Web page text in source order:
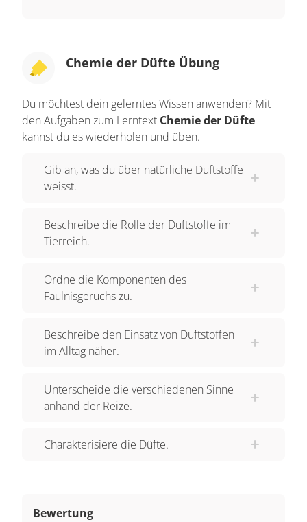
Chemie der Düfte Übung
Du möchtest dein gelerntes Wissen anwenden? Mit
den Aufgaben zum Lerntext Chemie der Düfte
kannst du es wiederholen und üben.
Gib an, was du über natürliche Duftstoffe
weisst.
Beschreibe die Rolle der Duftstoffe im
Tierreich.
Ordne die Komponenten des
Fäulnisgeruchs zu.
Beschreibe den Einsatz von Duftstoffen
im Alltag näher.
Unterscheide die verschiedenen Sinne
anhand der Reize.
Charakterisiere die Düfte.
Bewertung